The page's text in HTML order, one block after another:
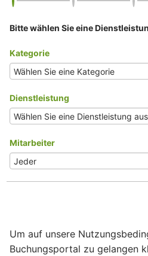
Bitte wählen Sie eine
Kategorie
Dienstleistung
Mitarbeiter
Um auf unsere
Buchungsportal zu gelangen